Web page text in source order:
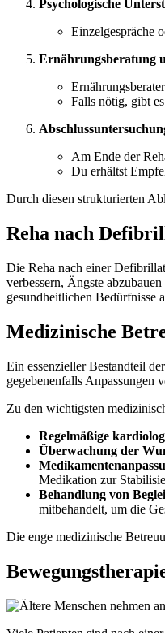
Psychologische
Einzelgespräche
Ernährungsberatung
Falls nötig, gibt
Am Ende der
Du erhältst
Durch diesen strukturierten
Reha nach
Die Reha nach einer
verbessern, Ängste
gesundheitlichen Bedürfnisse
Medizinische
Ein essenzieller Bestandteil
gegebenenfalls Anpassungen
Zu den wichtigsten
Regelmäßige
Überwachung der
Medikation zur
Behandlung von
mitbehandelt, um die
Die enge medizinische